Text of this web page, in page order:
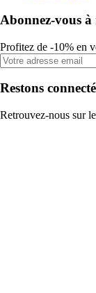
Abonnez-vous
Profitez de -10% en
Restons
Retrouvez-nous sur